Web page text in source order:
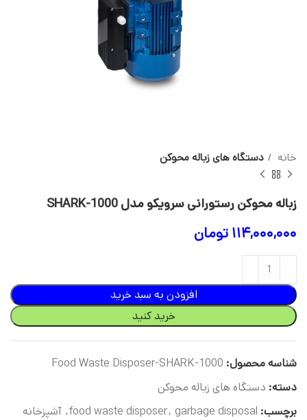
خانه دستگاه های زباله محوکن
زباله محوکن رستورانی سرویکو مدل SHARK-1000
۱۱۴,۰۰۰,۰۰۰ تومان
افزودن به سبد خرید
خرید کنید
شناسه محصول: Food Waste Disposer-SHARK-1000
دسته: دستگاه های زباله محوکن
برچسب:
food waste disposer, garbage disposal
, آشپزخانه